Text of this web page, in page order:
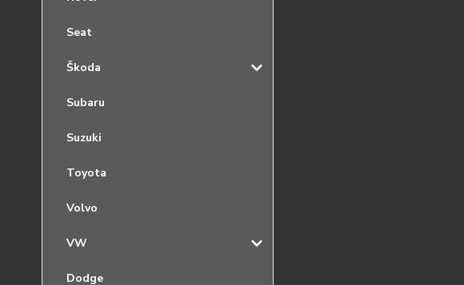
Seat
Škoda
Subaru
Suzuki
Toyota
Volvo
VW
Dodge